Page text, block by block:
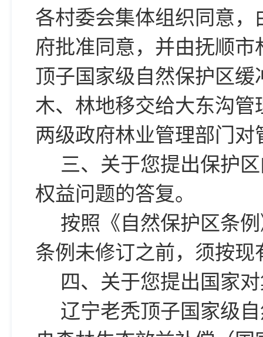
各村委会集体组织同意
府批准同意，并由抚顺
顶子国家级自然保护区
木、林地移交给大东沟
两级政府林业管理部门
三、关于您提出保护
权益问题的答复。
按照《自然保护区条
条例未修订之前，须按现
四、关于您提出国家
辽宁老秃顶子国家级